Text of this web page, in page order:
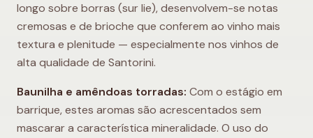
longo sobre borras (sur lie), desenvolvem-se notas
cremosas e de brioche que conferem ao vinho mais
textura e plenitude — especialmente nos vinhos de
alta qualidade de Santorini.
Baunilha e amêndoas torradas: Com o estágio em
barrique, estes aromas são acrescentados sem
mascarar a característica mineralidade. O uso do